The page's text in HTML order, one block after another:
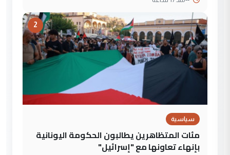
2
سياسية
مئات المتظاهرين يطالبون الحكومة اليونانية
بإنهاء تعاونها مع "إسرائيل"